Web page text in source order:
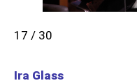
17 / 30
Ira Glass